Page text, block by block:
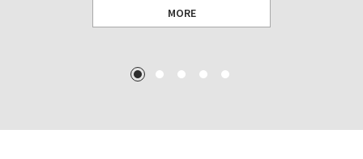
MORE
MORE
MORE
1 2 3 4 5